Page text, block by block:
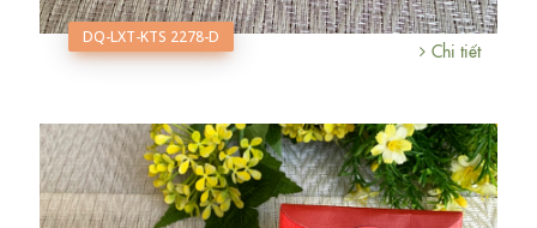
DQ-LXT-KTS 2278-D
Chi tiết